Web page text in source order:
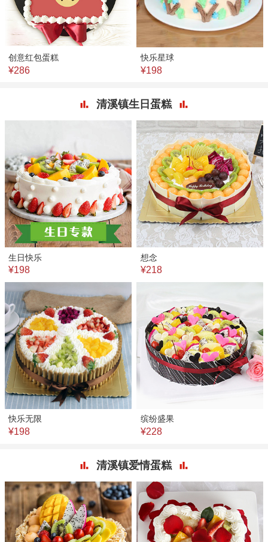
创意红包蛋糕
¥286
快乐星球
¥198
清溪镇生日蛋糕
生日快乐
¥198
想念
¥218
快乐无限
¥198
缤纷盛果
¥228
清溪镇爱情蛋糕